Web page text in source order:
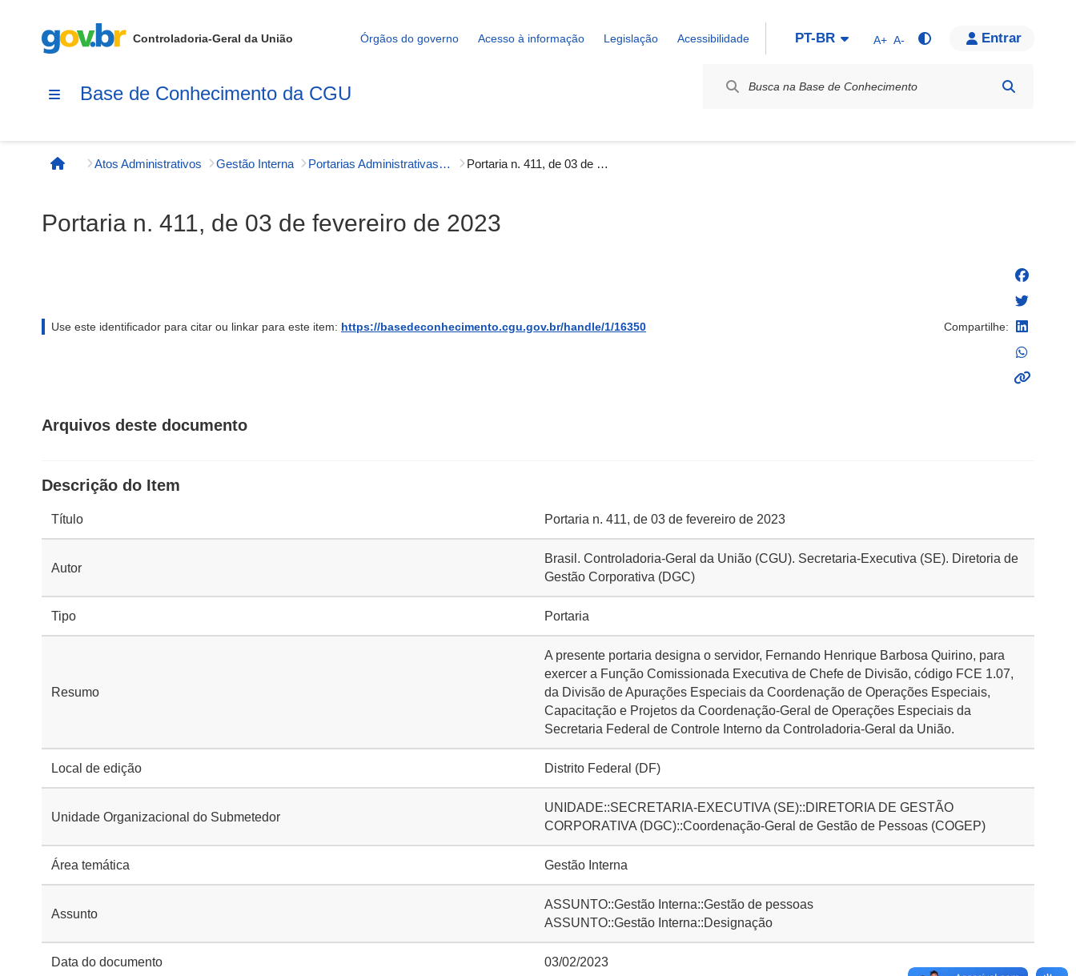
Controladoria-Geral da União Órgãos do governo Acesso à informação Legislação Acessibilidade PT-BR A+ A- Entrar
Base de Conhecimento da CGU
Página inicial
Atos Administrativos Gestão Interna Portarias Administrativas - Gestão Interna Portaria n. 411, de 03 de fevereiro de 2023
Portaria n. 411, de 03 de fevereiro de 2023
Use este identificador para citar ou linkar para este item: https://basedeconhecimento.cgu.gov.br/handle/1/16350 Compartilhe:
Arquivos deste documento
Descrição do Item
Título Portaria n. 411, de 03 de fevereiro de 2023
Autor
Brasil. Controladoria-Geral da União (CGU). Secretaria-Executiva (SE). Diretoria de
Gestão Corporativa (DGC)
Tipo Portaria
Resumo
A presente portaria designa o servidor, Fernando Henrique Barbosa Quirino, para
exercer a Função Comissionada Executiva de Chefe de Divisão, código FCE 1.07,
da Divisão de Apurações Especiais da Coordenação de Operações Especiais,
Capacitação e Projetos da Coordenação-Geral de Operações Especiais da
Secretaria Federal de Controle Interno da Controladoria-Geral da União.
Local de edição Distrito Federal (DF)
Unidade Organizacional do Submetedor
UNIDADE::SECRETARIA-EXECUTIVA (SE)::DIRETORIA DE GESTÃO
CORPORATIVA (DGC)::Coordenação-Geral de Gestão de Pessoas (COGEP)
Área temática Gestão Interna
Assunto
ASSUNTO::Gestão Interna::Gestão de pessoas
ASSUNTO::Gestão Interna::Designação
Data do documento 03/02/2023